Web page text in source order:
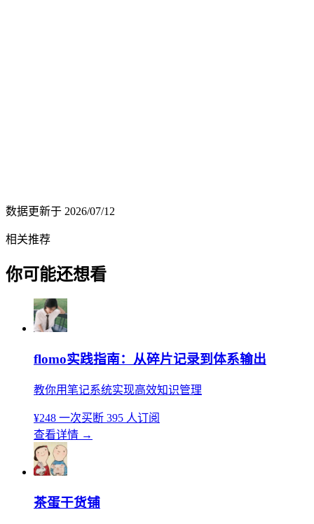
数据更新于 2026/07/12
相关推荐
你可能还想看
flomo实践指南：从碎片记录到体系输出
教你用笔记系统实现高效知识管理
¥248 一次买断 395 人订阅
查看详情 →
茶蛋干货铺